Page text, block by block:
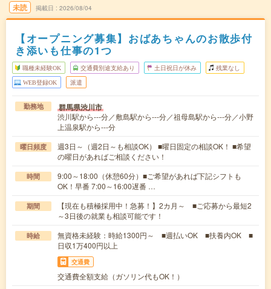
未読 掲載日 2026/08/04
【オープニング募集】おばあちゃんのお散歩付
き添いも仕事の1つ
職種未経験OK 交通費別途支給あり 土日祝日が休み 残業なし
WEB登録OK 派遣
勤務地 群馬県渋川市
渋川駅から---分／敷島駅から---分／祖母島駅から---分／小野
上温泉駅から---分
曜日頻度
週3日～（週2日～も相談OK） ■曜日固定の相談OK！ ■希望
の曜日があればご相談ください！
時間
9:00～18:00（休憩60分）■ご希望があれば下記シフトも
OK！早番 7:00～16:00遅番 …
期間
【現在も積極採用中！急募！】2カ月～ ■ご応募から最短2
～3日後の就業も相談可能です！
時給
無資格未経験：時給1300円～ ■週払いOK ■扶養内OK ■
日収1万400円以上
交通費
交通費全額支給（ガソリン代もOK！）